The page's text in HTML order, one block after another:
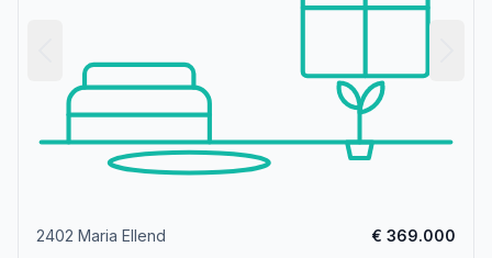
2402 Maria Ellend € 369.000